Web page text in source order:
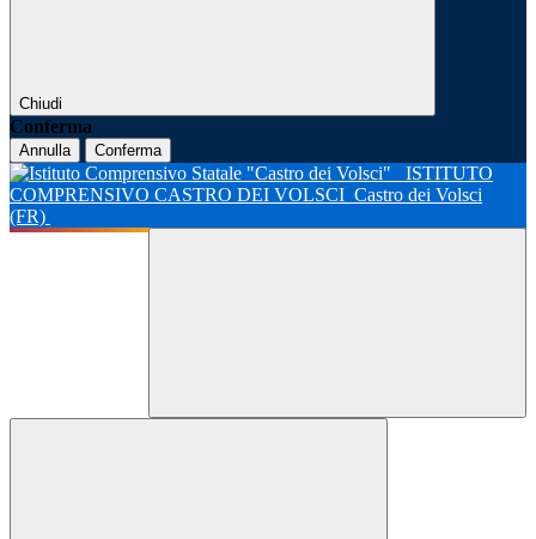
Chiudi
Conferma
Annulla Conferma
ISTITUTO
COMPRENSIVO CASTRO DEI VOLSCI Castro dei Volsci
(FR)